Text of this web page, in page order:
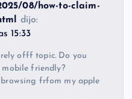
08/how-to-claim-
dijo:
15:33
offf topic. Do you
mobile friendly?
frfom my apple